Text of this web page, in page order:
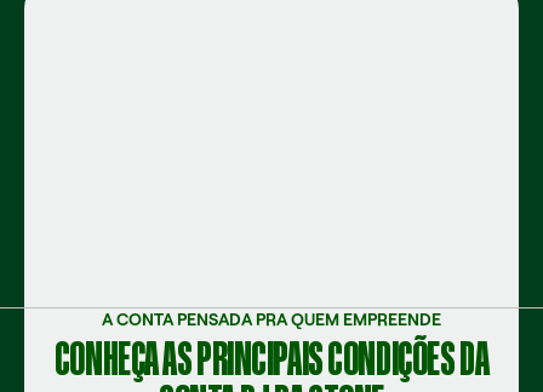
A CONTA PENSADA PRA QUEM EMPREENDE
CONHEÇA AS PRINCIPAIS CONDIÇÕES DA